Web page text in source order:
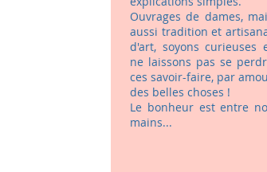
Ouvrages de dames,
aussi tradition et
d'art, soyons curieuses
ne laissons pas se
ces savoir-faire, par
des belles choses !
Le bonheur est entre
mains...